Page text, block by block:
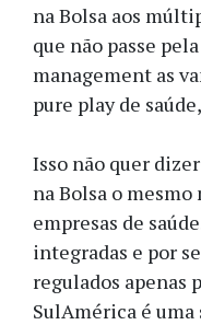
na Bolsa aos
que não passe
management as
pure play de
Isso não quer
na Bolsa o
empresas de
integradas e por
regulados apenas
SulAmérica é